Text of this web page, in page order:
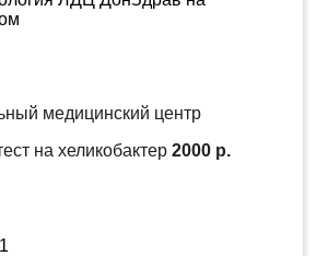
медицинский центр
на хеликобактер 2000 р.